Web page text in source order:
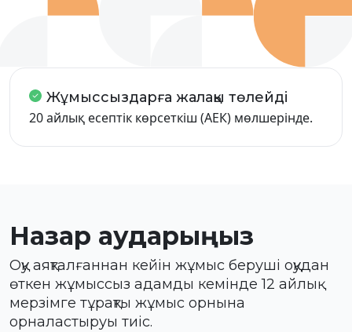
Жұмыссыздарға жалақы төлейді
20 айлық есептік көрсеткіш (АЕК) мөлшерінде.
Назар аударыңыз
Оқу аяқталғаннан кейін жұмыс беруші оқудан
өткен жұмыссыз адамды кемінде 12 айлық
мерзімге тұрақты жұмыс орнына
орналастыруы тиіс.